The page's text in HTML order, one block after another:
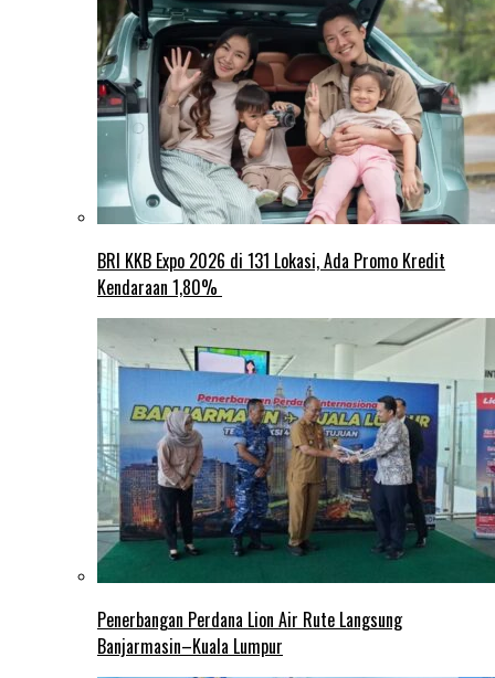
BRI KKB Expo 2026 di 131 Lokasi, Ada Promo Kredit
Kendaraan 1,80%
Penerbangan Perdana Lion Air Rute Langsung
Banjarmasin–Kuala Lumpur